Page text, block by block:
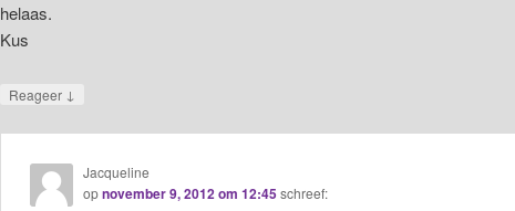
helaas.
Kus
Reageer ↓
Jacqueline
opnovember 9, 2012 om 12:45schreef: